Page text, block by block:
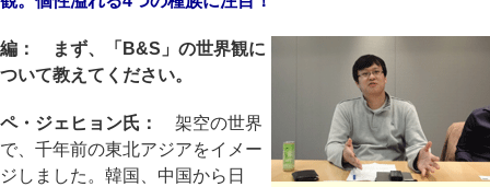
編： まず、「B&S」の世界観に
ついて教えてください。
ペ・ジェヒョン氏：
架空の世界
で、千年前の東北アジアをイメー
ジしました。韓国、中国から日